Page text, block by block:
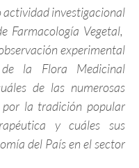
actividad investigacional
Farmacología Vegetal,
experimental
la Flora Medicinal
de las numerosas
la tradición popular
y cuáles sus
del País en el sector